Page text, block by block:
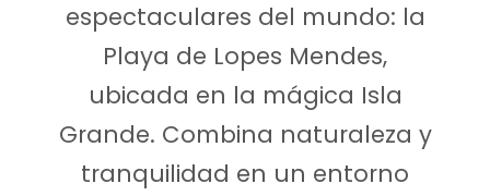
espectaculares del mundo: la
Playa de Lopes Mendes,
ubicada en la mágica Isla
Grande. Combina naturaleza y
tranquilidad en un entorno